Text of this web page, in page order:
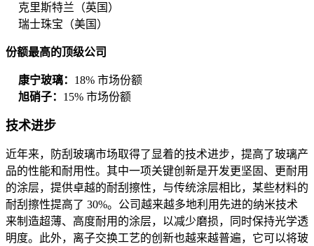
克里斯特兰（英国）
瑞士珠宝（美国）
份额最高的顶级公司
康宁玻璃： 18% 市场份额
旭硝子： 15% 市场份额
技术进步
近年来，防刮玻璃市场取得了显着的技术进步，提高了玻璃产
品的性能和耐用性。其中一项关键创新是开发更坚固、更耐用
的涂层，提供卓越的耐刮擦性，与传统涂层相比，某些材料的
耐刮擦性提高了 30%。公司越来越多地利用先进的纳米技术
来制造超薄、高度耐用的涂层，以减少磨损，同时保持光学透
明度。此外，离子交换工艺的创新也越来越普遍，它可以将玻